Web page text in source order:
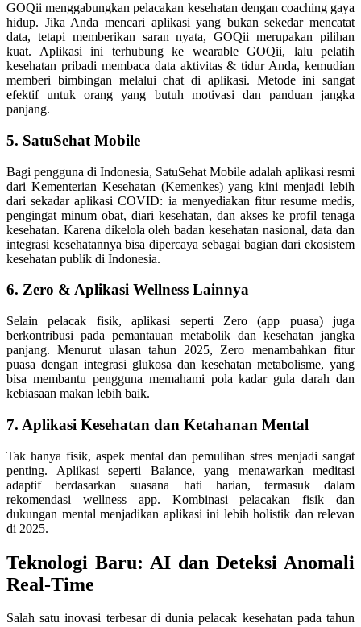
GOQii menggabungkan pelacakan kesehatan dengan coaching gaya
hidup. Jika Anda mencari aplikasi yang bukan sekedar mencatat
data, tetapi memberikan saran nyata, GOQii merupakan pilihan
kuat. Aplikasi ini terhubung ke wearable GOQii, lalu pelatih
kesehatan pribadi membaca data aktivitas & tidur Anda, kemudian
memberi bimbingan melalui chat di aplikasi. Metode ini sangat
efektif untuk orang yang butuh motivasi dan panduan jangka
panjang.
5. SatuSehat Mobile
Bagi pengguna di Indonesia, SatuSehat Mobile adalah aplikasi resmi
dari Kementerian Kesehatan (Kemenkes) yang kini menjadi lebih
dari sekadar aplikasi COVID: ia menyediakan fitur resume medis,
pengingat minum obat, diari kesehatan, dan akses ke profil tenaga
kesehatan. Karena dikelola oleh badan kesehatan nasional, data dan
integrasi kesehatannya bisa dipercaya sebagai bagian dari ekosistem
kesehatan publik di Indonesia.
6. Zero & Aplikasi Wellness Lainnya
Selain pelacak fisik, aplikasi seperti Zero (app puasa) juga
berkontribusi pada pemantauan metabolik dan kesehatan jangka
panjang. Menurut ulasan tahun 2025, Zero menambahkan fitur
puasa dengan integrasi glukosa dan kesehatan metabolisme, yang
bisa membantu pengguna memahami pola kadar gula darah dan
kebiasaan makan lebih baik.
7. Aplikasi Kesehatan dan Ketahanan Mental
Tak hanya fisik, aspek mental dan pemulihan stres menjadi sangat
penting. Aplikasi seperti Balance, yang menawarkan meditasi
adaptif berdasarkan suasana hati harian, termasuk dalam
rekomendasi wellness app. Kombinasi pelacakan fisik dan
dukungan mental menjadikan aplikasi ini lebih holistik dan relevan
di 2025.
Teknologi Baru: AI dan Deteksi Anomali
Real-Time
Salah satu inovasi terbesar di dunia pelacak kesehatan pada tahun